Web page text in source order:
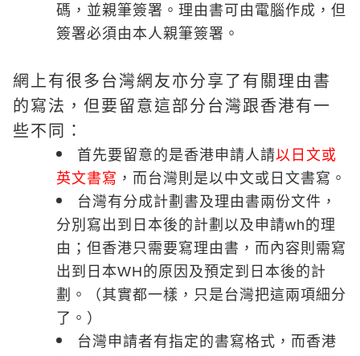
碼，並親筆簽署。理由書可由電腦作成，但
簽署必須由本人親筆簽署。
網上有很多台灣網友亦分享了有關理由書
的寫法，但要留意這部分台灣跟香港有一
些不同：
首先要留意的是香港申請人請以日文或
英文書寫 ，而台灣則是以中文或日文書寫。
台灣有分成計劃書及理由書兩份文件，
分別寫出到日本後的計劃以及申請wh的理
由；但香港只需要寫理由書，而內容則需寫
出到日本WH的原因及預定到日本後的計
劃。（其實都一樣，只是台灣把這兩項細分
了。）
台灣申請者有指定的書寫格式，而香港